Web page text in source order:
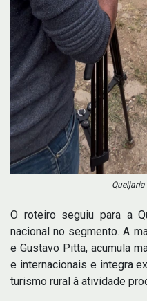
O roteiro seguiu para a
nacional no segmento. A
e Gustavo Pitta, acumula
e internacionais e integra
turismo rural à atividade